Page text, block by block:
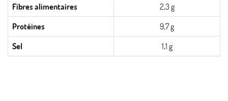
Fibres alimentaires
2,3 g
Protéines
9,7 g
Sel
1,1 g